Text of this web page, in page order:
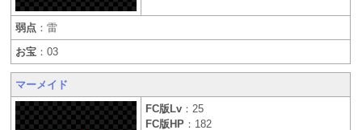
弱点 ：雷
お宝 ：03
マーメイド
FC版Lv ：25
FC版HP ：182